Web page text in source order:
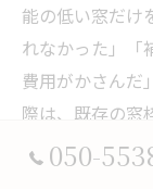
能の低い窓だけ
れなかった」「
費用がかさんだ
際は、既存の窓
合的な対策を
050-